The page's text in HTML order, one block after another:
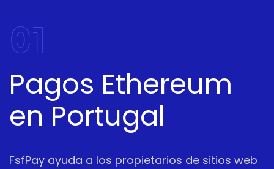
01
Pagos Ethereum
en Portugal
FsfPay ayuda a los propietarios de sitios web